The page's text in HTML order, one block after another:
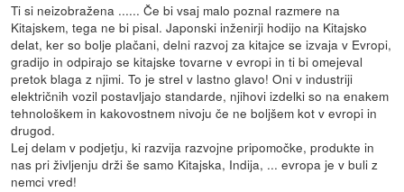
Ti si neizobražena ...... Če bi vsaj malo poznal razmere na
Kitajskem, tega ne bi pisal. Japonski inženirji hodijo na Kitajsko
delat, ker so bolje plačani, delni razvoj za kitajce se izvaja v Evropi,
gradijo in odpirajo se kitajske tovarne v evropi in ti bi omejeval
pretok blaga z njimi. To je strel v lastno glavo! Oni v industriji
električnih vozil postavljajo standarde, njihovi izdelki so na enakem
tehnološkem in kakovostnem nivoju če ne boljšem kot v evropi in
drugod.
Lej delam v podjetju, ki razvija razvojne pripomočke, produkte in
nas pri življenju drži še samo Kitajska, Indija, ... evropa je v buli z
nemci vred!